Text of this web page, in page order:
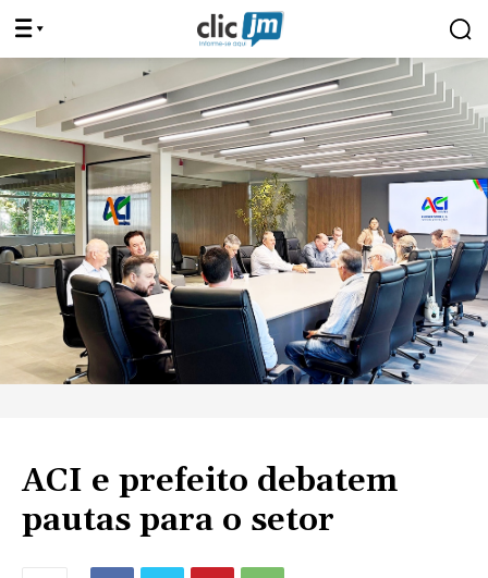
ACI e prefeito debatem
pautas para o setor